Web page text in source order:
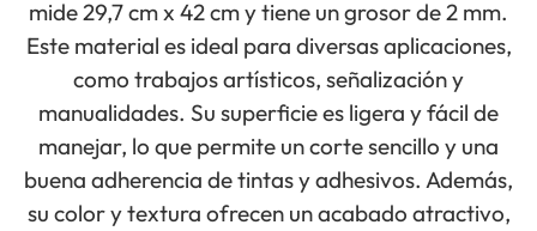
mide 29,7 cm x 42 cm y tiene un grosor de 2 mm.
Este material es ideal para diversas aplicaciones,
como trabajos artísticos, señalización y
manualidades. Su superficie es ligera y fácil de
manejar, lo que permite un corte sencillo y una
buena adherencia de tintas y adhesivos. Además,
su color y textura ofrecen un acabado atractivo,